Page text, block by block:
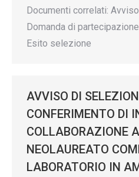
Documenti correlati:
Domanda di
Esito selezione
AVVISO DI
CONFERIMENTO DI
COLLABORAZIONE
NEOLAUREATO
LABORATORIO IN